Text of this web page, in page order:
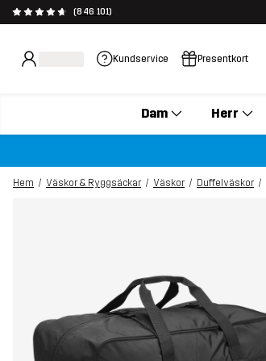
(846 101)
Kundservice Presentkort
Dam Herr
Hem Väskor & Ryggsäckar Väskor Duffelväskor